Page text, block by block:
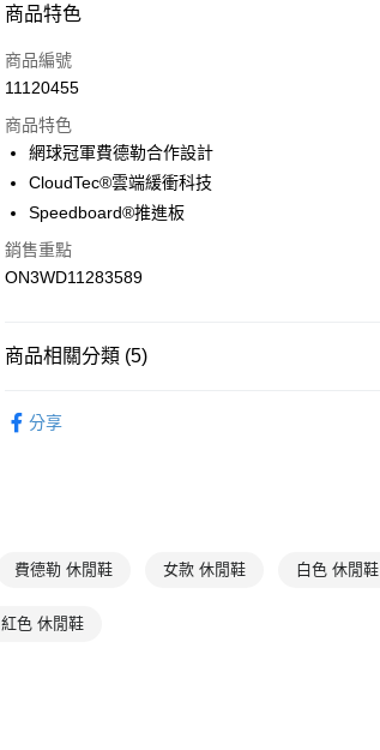
悠遊付
運送方式
7-11取貨(快速到店)
每筆NT$100，滿NT$1,500(含以上)免運費
宅配-本島
商品特色
商品編號
11120455
商品特色
網球冠軍費德勒合作設計
CloudTec®雲端緩衝科技
Speedboard®推進板
銷售重點
ON3WD11283589
商品相關分類 (5)
⚫MIXPO潮流選物店
分享
費德勒 休閒鞋 女款 休閒鞋 白色 休閒鞋
紅色 休閒鞋